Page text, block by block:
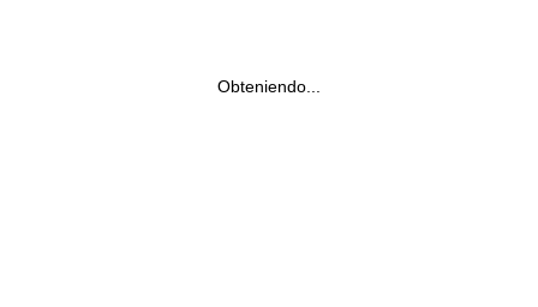
Obteniendo...